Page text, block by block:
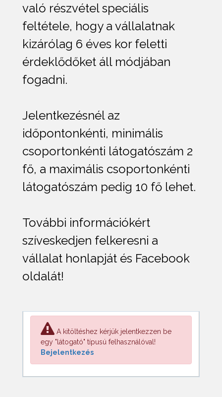
való részvétel speciális
feltétele, hogy a vállalatnak
kizárólag 6 éves kor feletti
érdeklődőket áll módjában
fogadni.
Jelentkezésnél az
időpontonkénti, minimális
csoportonkénti látogatószám 2
fő, a maximális csoportonkénti
látogatószám pedig 10 fő lehet.
További információkért
szíveskedjen felkeresni a
vállalat honlapját és Facebook
oldalát!
A kitöltéshez kérjük jelentkezzen be
egy "látogató" típusú felhasználóval!
Bejelentkezés